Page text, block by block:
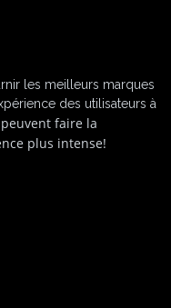
les meilleurs marques
des utilisateurs à
faire la
plus intense!